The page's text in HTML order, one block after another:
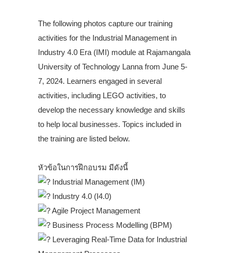
The following photos capture our training
activities for the Industrial Management in
Industry 4.0 Era (IMI) module at Rajamangala
University of Technology Lanna from June 5-
7, 2024. Learners engaged in several
activities, including LEGO activities, to
develop the necessary knowledge and skills
to help local businesses. Topics included in
the training are listed below.
หัวข้อในการฝึกอบรม มีดังนี้
Industrial Management (IM)
Industry 4.0 (I4.0)
Agile Project Management
Business Process Modelling (BPM)
Leveraging Real-Time Data for Industrial